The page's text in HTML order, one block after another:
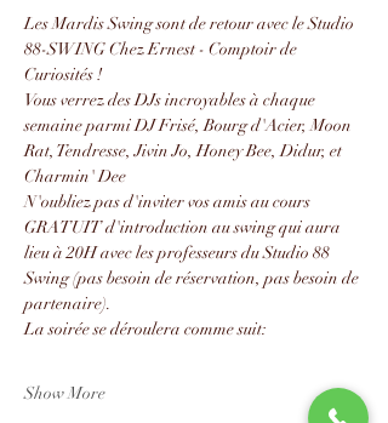
Les Mardis Swing sont de retour avec le Studio
88-SWING Chez Ernest - Comptoir de
Curiosités !
Vous verrez des DJs incroyables à chaque
semaine parmi DJ Frisé, Bourg d'Acier, Moon
Rat, Tendresse, Jivin Jo, Honey Bee, Didur, et
Charmin' Dee
N'oubliez pas d'inviter vos amis au cours
GRATUIT d'introduction au swing qui aura
lieu à 20H avec les professeurs du Studio 88
Swing (pas besoin de réservation, pas besoin de
partenaire).
La soirée se déroulera comme suit:
Show More